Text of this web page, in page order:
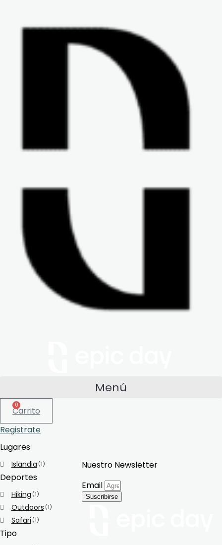
Menú
0
Carrito
Registrate
Lugares
Islandia (1)
Deportes
Hiking (1)
Outdoors (1)
Safari (1)
Tipo
Nuestro Newsletter
Email
Suscribirse